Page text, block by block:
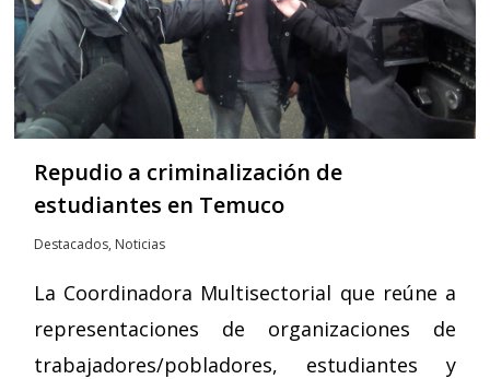
Repudio a criminalización de
estudiantes en Temuco
Destacados, Noticias
La Coordinadora Multisectorial que reúne a
representaciones de organizaciones de
trabajadores/pobladores, estudiantes y